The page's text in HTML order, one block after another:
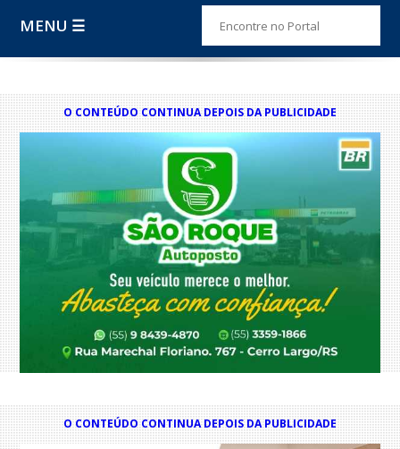
MENU ☰
O CONTEÚDO CONTINUA DEPOIS DA PUBLICIDADE
O CONTEÚDO CONTINUA DEPOIS DA PUBLICIDADE